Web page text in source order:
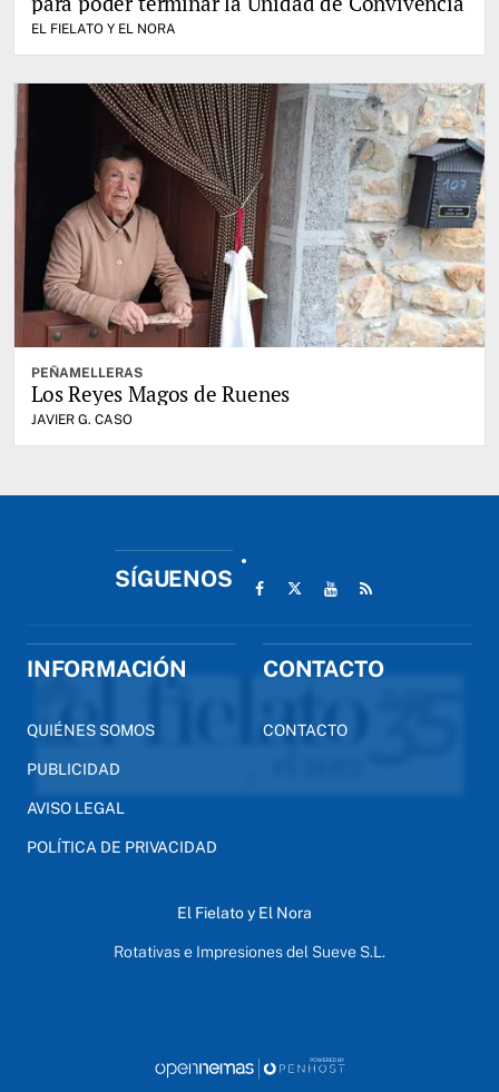
EL FIELATO Y EL NORA
PEÑAMELLERAS
Los Reyes Magos de Ruenes
JAVIER G. CASO
SÍGUENOS
INFORMACIÓN
QUIÉNES SOMOS
PUBLICIDAD
AVISO LEGAL
POLÍTICA DE PRIVACIDAD
CONTACTO
CONTACTO
El Fielato y El Nora
Rotativas e Impresiones del Sueve S.L.